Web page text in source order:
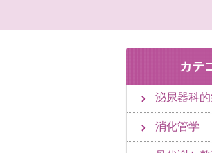
カテ
泌尿器科的
消化管学